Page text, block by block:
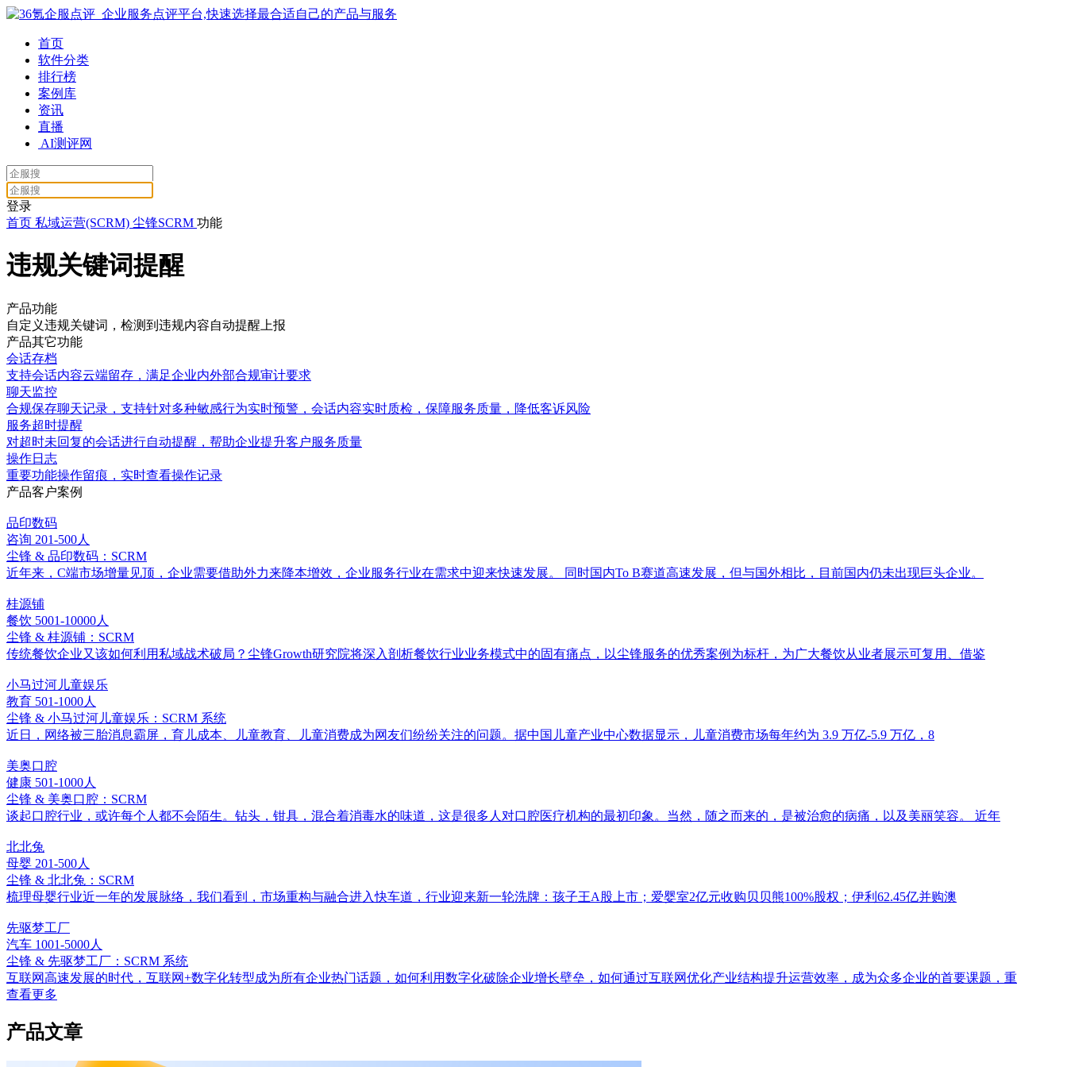
首页
软件分类
排行榜
案例库
资讯
直播
AI测评网
登录
首页 私域运营(SCRM) 尘锋SCRM 功能
违规关键词提醒
产品功能
自定义违规关键词，检测到违规内容自动提醒上报
产品其它功能
会话存档
支持会话内容云端留存，满足企业内外部合规审计要求
聊天监控
合规保存聊天记录，支持针对多种敏感行为实时预警，会话内容实时质检，保障服务质量，降低客诉风险
服务超时提醒
对超时未回复的会话进行自动提醒，帮助企业提升客户服务质量
操作日志
重要功能操作留痕，实时查看操作记录
产品客户案例
品印数码
咨询 201-500人
尘锋 & 品印数码：SCRM
近年来，C端市场增量见顶，企业需要借助外力来降本增效，企业服务行业在需求中迎来快速发展。 同时国内To B赛道高速发展，但与国外相比，目前国内仍未出现巨头企业。
桂源铺
餐饮 5001-10000人
尘锋 & 桂源铺：SCRM
传统餐饮企业又该如何利用私域战术破局？尘锋Growth研究院将深入剖析餐饮行业业务模式中的固有痛点，以尘锋服务的优秀案例为标杆，为广大餐饮从业者展示可复用、借鉴
小马过河儿童娱乐
教育 501-1000人
尘锋 & 小马过河儿童娱乐：SCRM 系统
近日，网络被三胎消息霸屏，育儿成本、儿童教育、儿童消费成为网友们纷纷关注的问题。据中国儿童产业中心数据显示，儿童消费市场每年约为 3.9 万亿-5.9 万亿，8
美奥口腔
健康 501-1000人
尘锋 & 美奥口腔：SCRM
谈起口腔行业，或许每个人都不会陌生。钻头，钳具，混合着消毒水的味道，这是很多人对口腔医疗机构的最初印象。当然，随之而来的，是被治愈的病痛，以及美丽笑容。 近年
北北兔
母婴 201-500人
尘锋 & 北北兔：SCRM
梳理母婴行业近一年的发展脉络，我们看到，市场重构与融合进入快车道，行业迎来新一轮洗牌：孩子王A股上市；爱婴室2亿元收购贝贝熊100%股权；伊利62.45亿并购澳
先驱梦工厂
汽车 1001-5000人
尘锋 & 先驱梦工厂：SCRM 系统
互联网高速发展的时代，互联网+数字化转型成为所有企业热门话题，如何利用数字化破除企业增长壁垒，如何通过互联网优化产业结构提升运营效率，成为众多企业的首要课题，重
查看更多
产品文章